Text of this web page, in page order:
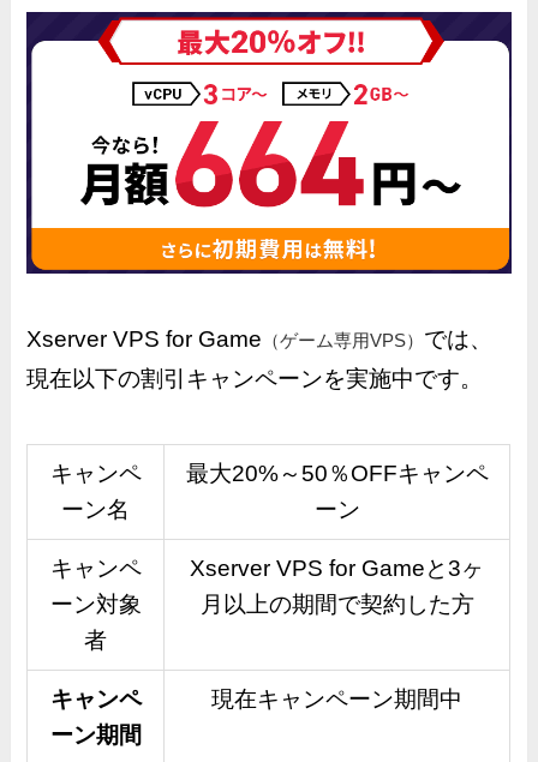
Xserver VPS for Game （ゲーム専用VPS） では、
現在以下の割引キャンペーンを実施中です。
キャンペ
ーン名
最大20%～50％OFFキャンペ
ーン
キャンペ
ーン対象
者
Xserver VPS for Gameと3ヶ
月以上の期間で契約した方
キャンペ
ーン期間
現在キャンペーン期間中